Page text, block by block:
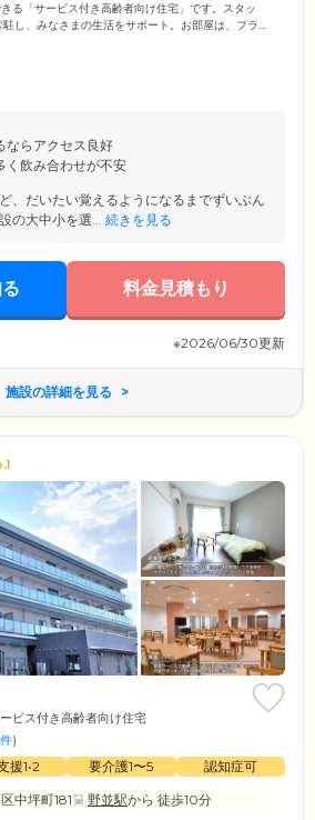
る「サービス付き高齢者向け住宅」です。スタッ
し、みなさまの生活をサポート。お部屋は、プラ
ン、収納、下駄箱、洗濯機スペース、エアコン、
事の準備が負担という方は、管理栄養士・調理師
ならアクセス良好
く飲み合わせが不安
、だいたい覚えるようになるまでずいぶん
の大中小を選... 続きを見る
料金見積もり
※2026/06/30更新
施設の詳細を見る
ビス付き高齢者向け住宅
)
援1•2 要介護1〜5
認知症可
中坪町181
野並駅から 徒歩10分